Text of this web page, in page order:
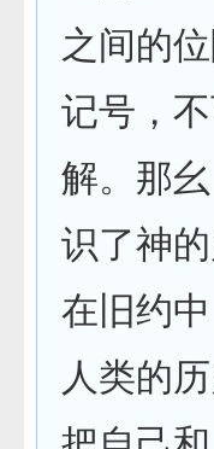
之间的
记号，
解。那
识了神
在旧约
人类的